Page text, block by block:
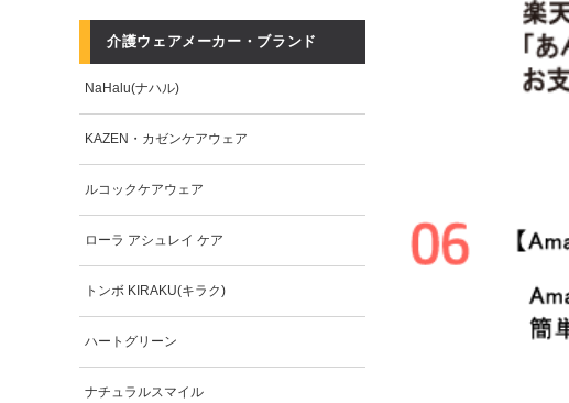
介護ウェアメーカー・ブランド
NaHalu(ナハル)
KAZEN・カゼンケアウェア
ルコックケアウェア
ローラ アシュレイ ケア
トンボ KIRAKU(キラク)
ハートグリーン
ナチュラルスマイル